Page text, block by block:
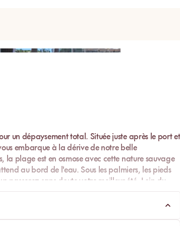
un dépaysement total. Située juste après le port et
embarque à la dérive de notre belle
la plage est en osmose avec cette nature sauvage
au bord de l'eau. Sous les palmiers, les pieds
passerez sans doute votre meilleur été. Loin du
cette merveille.